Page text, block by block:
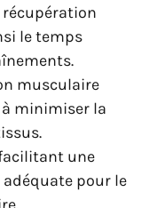
le temps
musculaire
minimiser la
une
pour le